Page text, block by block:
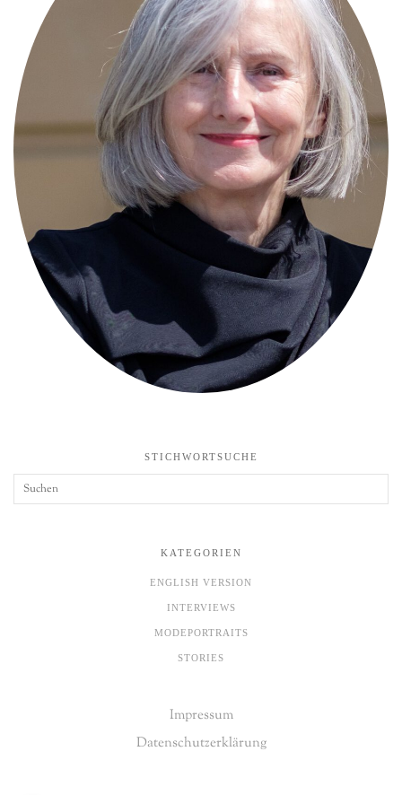
STICHWORTSUCHE
KATEGORIEN
ENGLISH VERSION
INTERVIEWS
MODEPORTRAITS
STORIES
Impressum
Datenschutzerklärung